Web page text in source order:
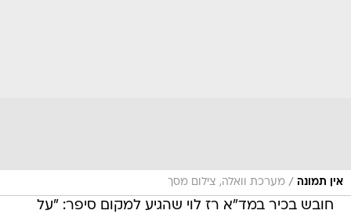
חובש בכיר במד"א רז לוי שהגיע למקום סיפר: "על
המדרכה שכב גבר כבן 71 כשהוא בהכרה מלאה
ודקור בפלג גופו העליון. הוא סיפר לנו שהוא עמד